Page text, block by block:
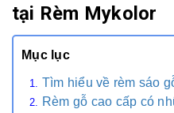
tại Rèm Mykolor
Mục lục
Tìm hiểu về rèm sáo
Rèm gỗ cao cấp có